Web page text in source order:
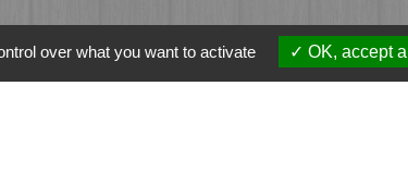
over what you want to activate OK, accept all